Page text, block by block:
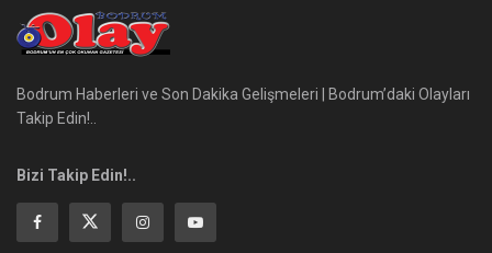
Bodrum Haberleri ve Son Dakika Gelişmeleri | Bodrum’daki Olayları
Takip Edin!..
Bizi Takip Edin!..